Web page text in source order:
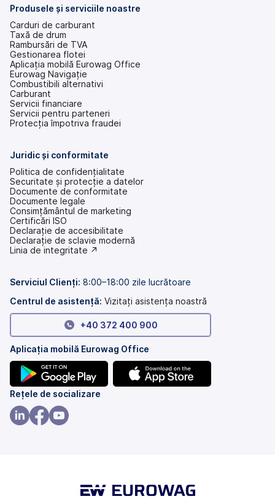
filă
Produsele și serviciile noastre
Carduri de carburant
Taxă de drum
Rambursări de TVA
Gestionarea flotei
Aplicația mobilă Eurowag Office
Eurowag Navigație
Combustibili alternativi
Carburant
Servicii financiare
Servicii pentru parteneri
Protecția împotriva fraudei
Juridic și conformitate
Politica de confidențialitate
Securitate și protecție a datelor
Documente de conformitate
Documente legale
Consimțământul de marketing
Certificări ISO
Declarație de accesibilitate
(se
deschide
filă
Declarație de sclavie modernă
(se
o
nouă)
Linia de integritate ↗
Serviciul Clienți: 8:00–18:00 zile lucrătoare
Centrul de asistență: Vizitați asistența noastră
+40 372 400 900
Aplicația mobilă Eurowag Office
(se
deschide
într-
Rețele de socializare